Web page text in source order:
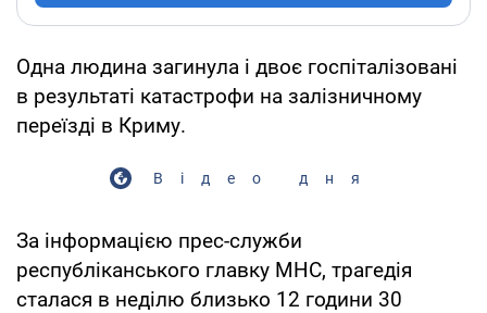
Одна людина загинула і двоє госпіталізовані
в результаті катастрофи на залізничному
переїзді в Криму.
Відео дня
За інформацією прес-служби
республіканського главку МНС, трагедія
сталася в неділю близько 12 години 30